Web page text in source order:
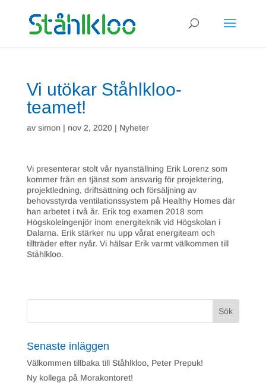
Vi utökar Ståhlkloo-
teamet!
av simon | nov 2, 2020| Nyheter
Vi presenterar stolt vår nyanställning Erik Lorenz som
kommer från en tjänst som ansvarig för projektering,
projektledning, driftsättning och försäljning av
behovsstyrda ventilationssystem på Healthy Homes där
han arbetet i två år. Erik tog examen 2018 som
Högskoleingenjör inom energiteknik vid Högskolan i
Dalarna. Erik stärker nu upp vårat energiteam och
tillträder efter nyår. Vi hälsar Erik varmt välkommen till
Ståhlkloo.
Senaste inläggen
Välkommen tillbaka till Ståhlkloo, Peter Prepuk!
Ny kollega på Morakontoret!
cookies är
på det